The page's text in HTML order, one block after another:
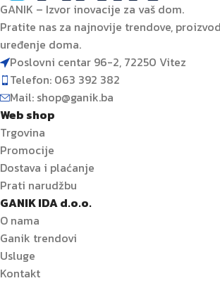
GANIK – Izvor inovacije za vaš dom.
Pratite nas za najnovije trendove,
uređenje doma.
Poslovni centar 96-2, 72250 Vitez
Telefon: 063 392 382
Mail: shop@ganik.ba
Web shop
Trgovina
Promocije
Dostava i plaćanje
Prati narudžbu
GANIK IDA d.o.o.
O nama
Ganik trendovi
Usluge
Kontakt